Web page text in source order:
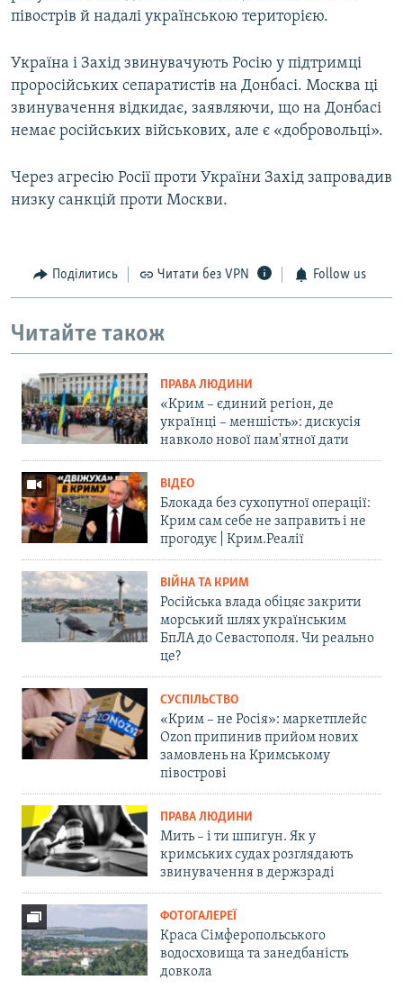
півострів й надалі українською територією.
Україна і Захід звинувачують Росію у підтримці
проросійських сепаратистів на Донбасі. Москва ці
звинувачення відкидає, заявляючи, що на Донбасі
немає російських військових, але є «добровольці».
Через агресію Росії проти України Захід запровадив
низку санкцій проти Москви.
Поділитись Читати без VPN Follow us
Читайте також
ПРАВА ЛЮДИНИ
«Крим – єдиний регіон, де
українці – меншість»: дискусія
навколо нової пам'ятної дати
ВІДЕО
Блокада без сухопутної операції:
Крим сам себе не заправить і не
прогодує | Крим.Реалії
ВІЙНА ТА КРИМ
Російська влада обіцяє закрити
морський шлях українським
БпЛА до Севастополя. Чи реально
це?
СУСПІЛЬСТВО
«Крим – не Росія»: маркетплейс
Ozon припинив прийом нових
замовлень на Кримському
півострові
ПРАВА ЛЮДИНИ
Мить – і ти шпигун. Як у
кримських судах розглядають
звинувачення в держзраді
ФОТОГАЛЕРЕЇ
Краса Сімферопольського
водосховища та занедбаність
довкола